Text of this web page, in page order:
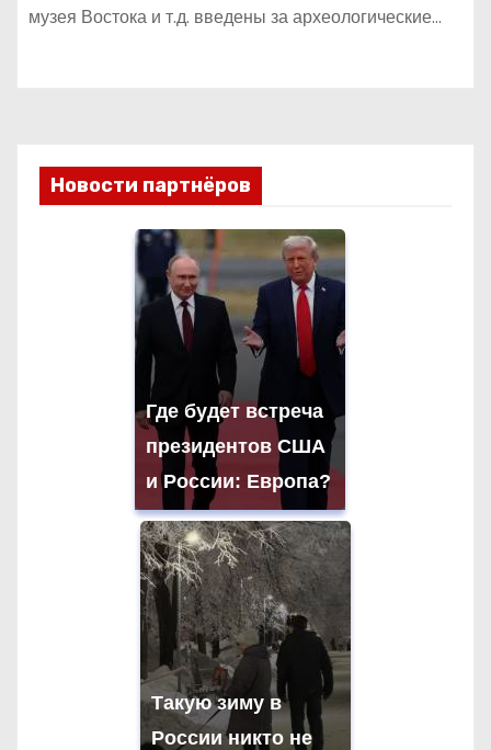
музея Востока и т.д. введены за археологические…
Новости партнёров
Где будет встреча
президентов США
и России: Европа?
Такую зиму в
России никто не